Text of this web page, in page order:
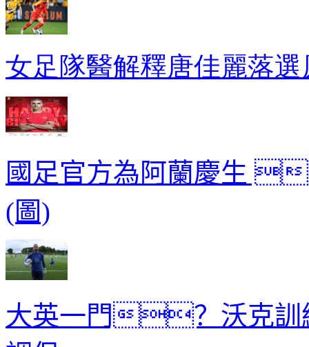
女足隊醫解釋唐佳麗落選
國足官方為阿蘭慶生 
(圖)
大英一門？沃克訓